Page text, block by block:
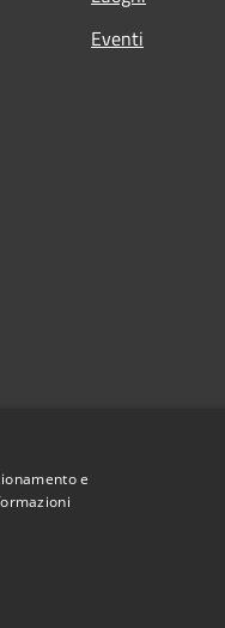
Eventi
e